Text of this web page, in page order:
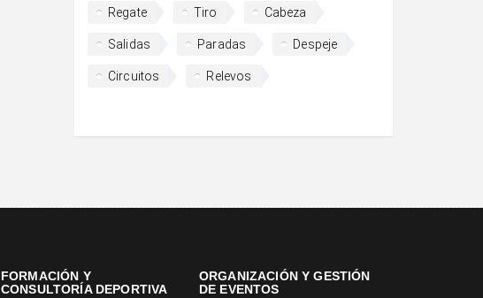
Regate Tiro Cabeza
Salidas Paradas Despeje
Circuitos Relevos
FORMACIÓN Y
CONSULTORÍA DEPORTIVA
ORGANIZACIÓN Y GESTIÓN
DE EVENTOS